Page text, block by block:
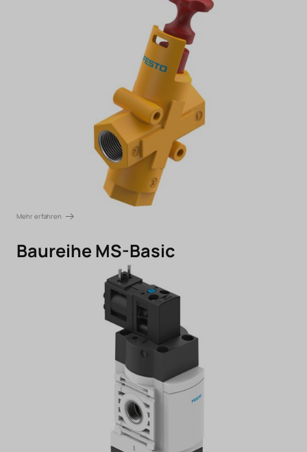
Mehr erfahren
Baureihe MS-Basic